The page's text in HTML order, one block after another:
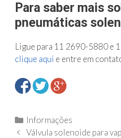
Para saber mais
pneumáticas
Ligue para 11 2690-5880 e
clique aqui e entre em
C
a
Informações
N
Válvula solenoide para